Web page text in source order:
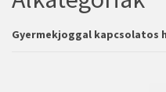
Gyermekjoggal kapcsolatos